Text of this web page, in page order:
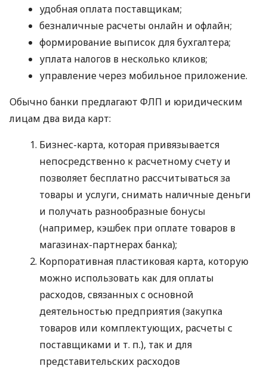
удобная оплата поставщикам;
безналичные расчеты онлайн и офлайн;
формирование выписок для бухгалтера;
уплата налогов в несколько кликов;
управление через мобильное приложение.
Обычно банки предлагают ФЛП и юридическим
лицам два вида карт:
Бизнес-карта, которая привязывается
непосредственно к расчетному счету и
позволяет бесплатно рассчитываться за
товары и услуги, снимать наличные деньги
и получать разнообразные бонусы
(например, кэшбек при оплате товаров в
магазинах-партнерах банка);
Корпоративная пластиковая карта, которую
можно использовать как для оплаты
расходов, связанных с основной
деятельностью предприятия (закупка
товаров или комплектующих, расчеты с
поставщиками и т. п.), так и для
представительских расходов